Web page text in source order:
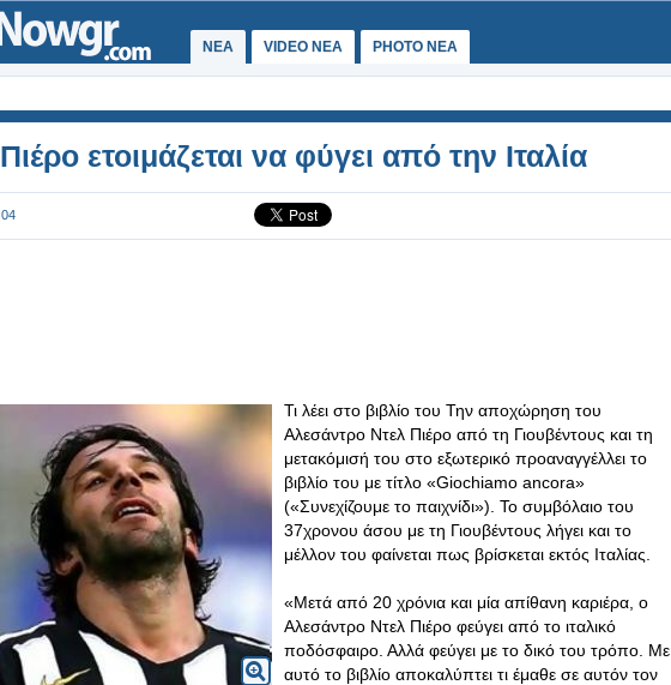
ΝΕΑ VIDEO NEA PHOTO NEA
ετοιμάζεται να φύγει από την Ιταλία
Τι λέει στο βιβλίο του Την αποχώρηση του
Αλεσάντρο Ντελ Πιέρο από τη Γιουβέντους και τη
μετακόμισή του στο εξωτερικό προαναγγέλλει το
βιβλίο του με τίτλο «Giochiamo ancora»
(«Συνεχίζουμε το παιχνίδι»). Το συμβόλαιο του
37χρονου άσου με τη Γιουβέντους λήγει και το
μέλλον του φαίνεται πως βρίσκεται εκτός Ιταλίας.
«Μετά από 20 χρόνια και μία απίθανη καριέρα, ο
Αλεσάντρο Ντελ Πιέρο φεύγει από το ιταλικό
ποδόσφαιρο. Αλλά φεύγει με το δικό του τρόπο. Με
αυτό το βιβλίο αποκαλύπτει τι έμαθε σε αυτόν τον